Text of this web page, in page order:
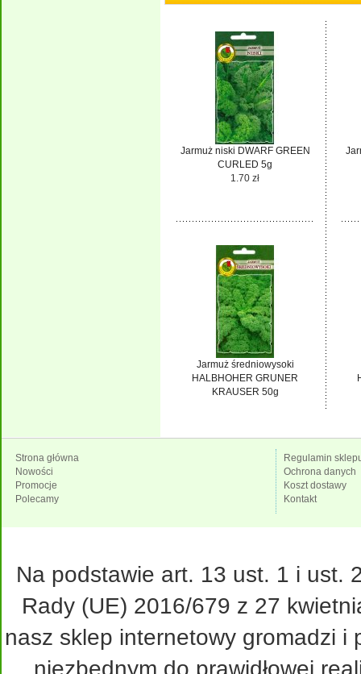
Jarmuż niski DWARF GREEN
CURLED 5g
1.70 zł
Jarmuż średniowysoki
HALBHOHER GRUNER
KRAUSER 50g
Strona główna
Nowości
Promocje
Polecamy
Regulamin
Ochrona danych
Koszt dostawy
Kontakt
Na podstawie art. 13 ust. 1 i ust.
Rady (UE) 2016/679 z 27
nasz sklep internetowy gromadzi
niezbędnym do prawidłowej